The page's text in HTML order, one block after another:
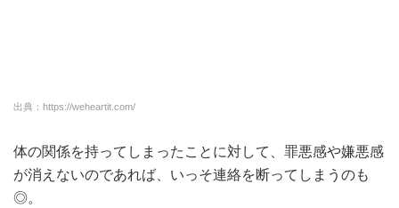
出典：https://weheartit.com/
体の関係を持ってしまったことに対して、罪悪感や嫌悪感
が消えないのであれば、いっそ連絡を断ってしまうのも
◎。